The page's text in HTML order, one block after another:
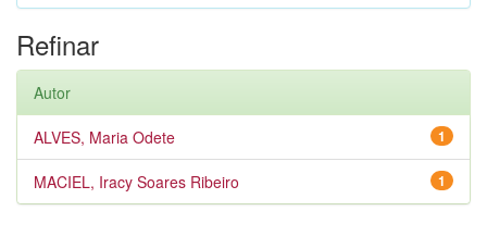
Refinar
Autor
1
ALVES, Maria Odete
1
MACIEL, Iracy Soares Ribeiro